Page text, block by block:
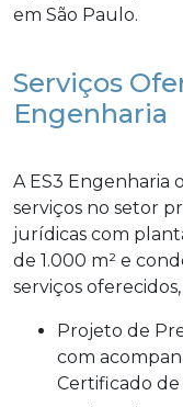
em São Paulo.
Serviços
Engenharia
A ES3
serviços no setor
jurídicas com
de 1.000 m² e
serviços
Projeto de Prevenção e Combate a Incêndio,
com
Certificado de